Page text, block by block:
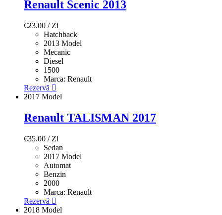
Renault Scenic 2013
€23.00 / Zi
Hatchback
2013 Model
Mecanic
Diesel
1500
Marca: Renault
Rezervă
2017 Model
Renault TALISMAN 2017
€35.00 / Zi
Sedan
2017 Model
Automat
Benzin
2000
Marca: Renault
Rezervă
2018 Model